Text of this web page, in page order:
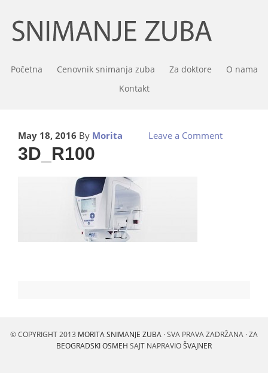
Početna Cenovnik snimanja zuba Za doktore
O nama
Kontakt
May 18, 2016 By Morita Leave a Comment
3D_R100
© COPYRIGHT 2013 MORITA SNIMANJE ZUBA · SVA PRAVA ZADRŽANA · ZA
BEOGRADSKI OSMEH SAJT NAPRAVIOŠVAJNER